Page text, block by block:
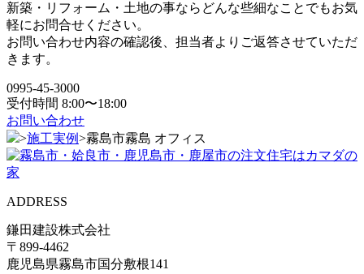
新築・リフォーム・土地の事ならどんな些細なことでもお気
軽にお問合せください。
お問い合わせ内容の確認後、担当者よりご返答させていただ
きます。
0995-45-3000
受付時間 8:00〜18:00
お問い合わせ
>施工実例>霧島市霧島 オフィス
ADDRESS
鎌田建設株式会社
〒899-4462
鹿児島県霧島市国分敷根141